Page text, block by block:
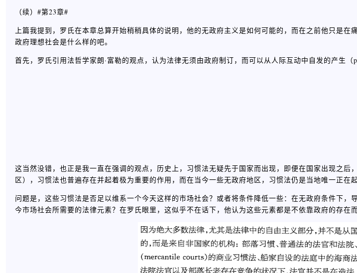
（续）#第23章#
上篇我提到，罗氏在本章总算开始稍稍具体的说明，他的无政府主义是如何可能的，而在之前他只是
政府理想社会是什么样的吧。
首先，罗氏引用法哲学家朗·富勒的观点，认为法律无须由政府制订，而可以从人际互动中自发的产生（
这当然没错，也正是我一直在强调的观点，历史上，习惯法无疑先于国家而出现，即便在国家出现之后
区），习惯法也普遍存在并起着极为重要的作用，而在当今一些无政府地区，习惯法仍是当地唯一正在起
问题是，这些习惯法是否足以维系一个今天这样的市场社会？或者将条件降低一些：在无政府条件下，
今市场社会所需要的法律元素？在罗氏眼里，这似乎不在话下，他认为这些元素都是不依靠政府的存在